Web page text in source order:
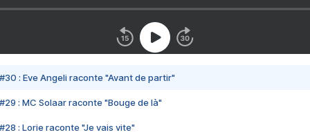
#30 : Eve Angeli raconte "Avant de partir"
#29 : MC Solaar raconte "Bouge de là"
#28 : Lorie raconte "Je vais vite"